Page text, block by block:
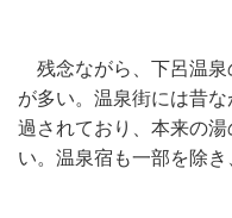
残念ながら、下呂温泉
が多い。温泉街には昔
過されており、本来の
い。温泉宿も一部を除き